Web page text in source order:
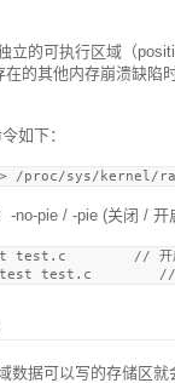
立的可执行区域（
的其他内存崩溃缺陷
如下：
-no-pie / -pie (关闭 / 开
test.c        // 开
数据可以写的存储区